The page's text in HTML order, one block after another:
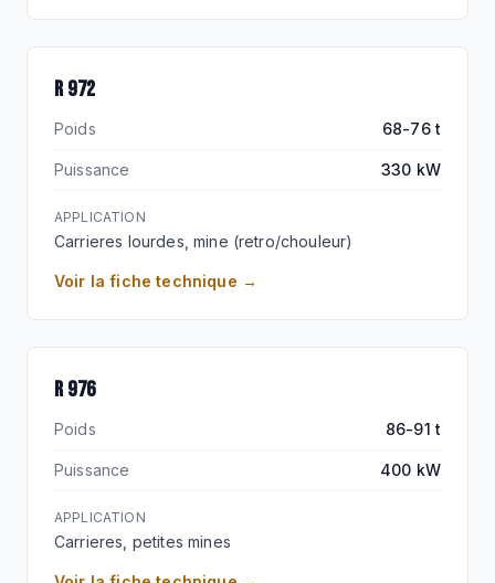
R 972
Poids 68-76 t
Puissance 330 kW
APPLICATION
Carrieres lourdes, mine (retro/chouleur)
Voir la fiche technique →
R 976
Poids 86-91 t
Puissance 400 kW
APPLICATION
Carrieres, petites mines